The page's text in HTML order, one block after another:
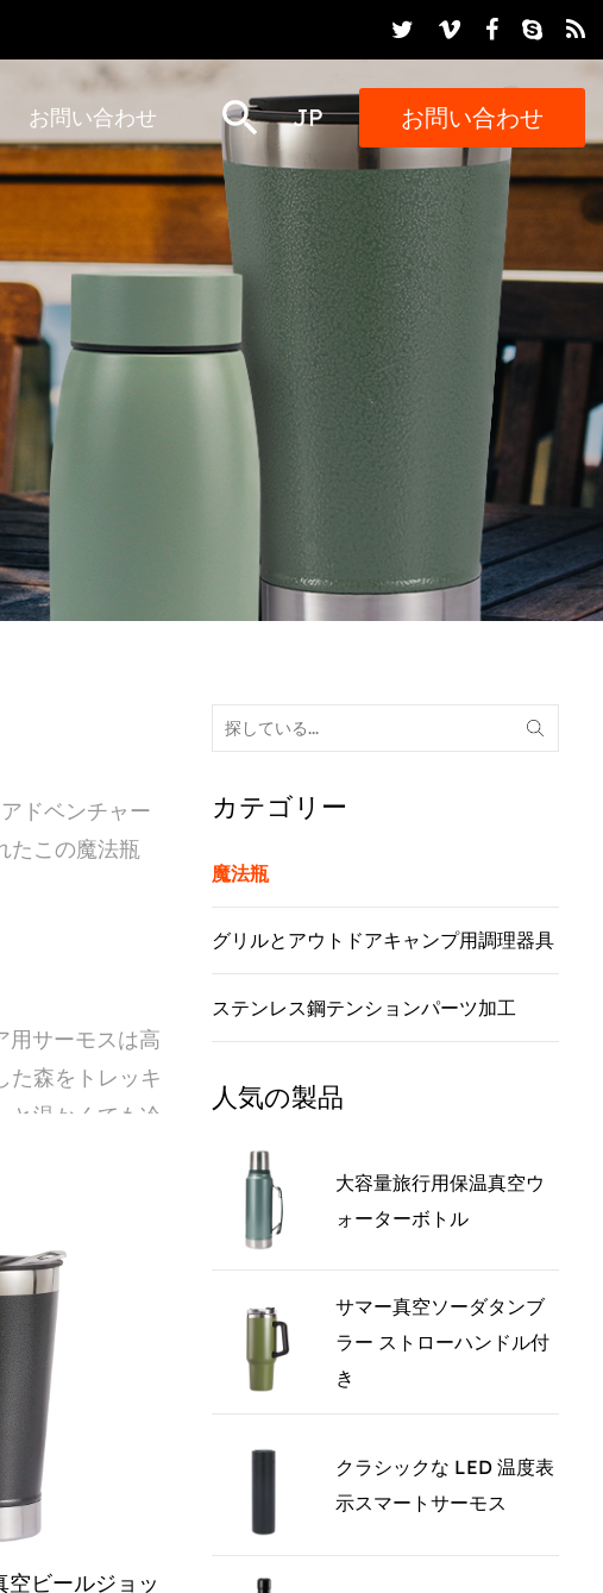
お問い合わせ JP お問い合わせ
ドベンチャー
たこの魔法瓶
用サーモスは高
た森をトレッキ
と温かくても冷
るように作ら
全性を損なう
リップも提供
トドア用サー
ビールジョッ
カテゴリー
魔法瓶
グリルとアウトドアキャンプ用調理器具
ステンレス鋼テンションパーツ加工
人気の製品
大容量旅行用保温真空ウ
ォーターボトル
サマー真空ソーダタンブ
ラー ストローハンドル付
き
クラシックな LED 温度表
示スマートサーモス